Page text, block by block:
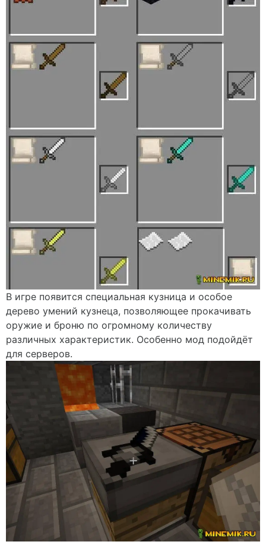
В игре появится специальная кузница и особое
дерево умений кузнеца, позволяющее прокачивать
оружие и броню по огромному количеству
различных характеристик. Особенно мод подойдёт
для серверов.